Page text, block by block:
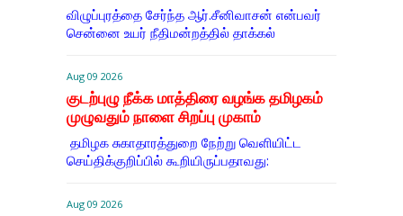
விழுப்புரத்தை சேர்ந்த ஆர்.சீனிவாசன் என்பவர்
சென்னை உயர் நீதிமன்றத்தில் தாக்கல்
Aug 09 2026
குடற்புழு நீக்க மாத்திரை வழங்க தமிழகம்
முழுவதும் நாளை சிறப்பு முகாம்
தமிழக சுகாதாரத்துறை நேற்று வெளியிட்ட
செய்திக்குறிப்பில் கூறியிருப்பதாவது:
Aug 09 2026